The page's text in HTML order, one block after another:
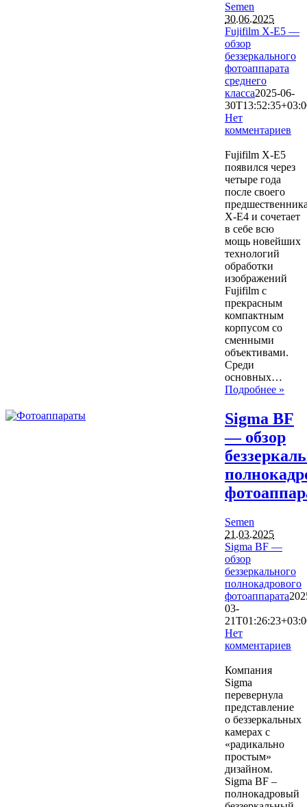
Semen
30.06.2025
Fujifilm X-E5 —
обзор
беззеркального
фотоаппарата
среднего
класса2025-06-
Нет
комментариев
Fujifilm X-E5
появился через
четыре года
после своего
X-E4 и сочетает
в себе всю
мощь новейших
технологий
обработки
изображений
Fujifilm с
прекрасным
компактным
корпусом со
сменными
объективами.
Среди
основных…
Подробнее »
Sigma BF
— обзор
Semen
21.03.2025
Sigma BF —
обзор
беззеркального
полнокадрового
фотоаппарата
03-
Нет
комментариев
Компания
Sigma
перевернула
представление
о беззеркальных
камерах с
«радикально
простым»
дизайном.
Sigma BF –
полнокадровый